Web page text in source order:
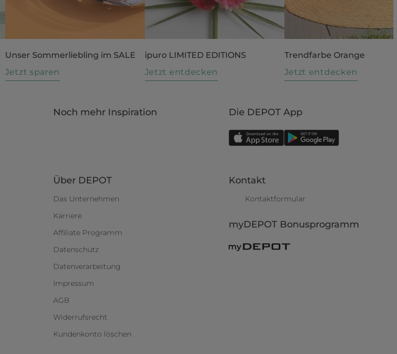
Unser Sommerliebling im SALE
Jetzt sparen
ipuro LIMITED EDITIONS
Jetzt entdecken
Trendfarbe Orange
Jetzt entdecken
Noch mehr Inspiration Die DEPOT App
Über DEPOT
Das Unternehmen
Karriere
Affiliate Programm
Datenschutz
Datenverarbeitung
Impressum
AGB
Widerrufsrecht
Kundenkonto löschen
Kontakt
Kontaktformular
myDEPOT Bonusprogramm